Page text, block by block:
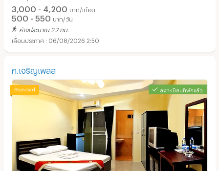
3,000 - 4,200 บาท/เดือน
500 - 550 บาท/วัน
ห่างประมาณ 2.7 กม.
06/08/2026 2:50
ก.เจริญเพลส
ลงทะเบียนที่พักแล้ว